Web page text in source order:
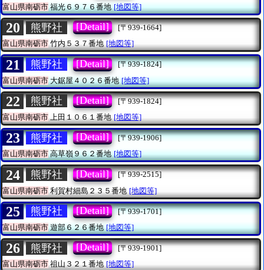
富山県南砺市福光６９７６番地 [地図等]
20 熊野社 [Detail]
[〒939-1664]
富山県南砺市竹内５３７番地 [地図等]
21 熊野社 [Detail]
[〒939-1824]
富山県南砺市大鋸屋４０２６番地 [地図等]
22 熊野社 [Detail]
[〒939-1824]
富山県南砺市 上田１０６１番地 [地図等]
23 熊野社 [Detail]
[〒939-1906]
富山県南砺市高草嶺９６２番地 [地図等]
24 熊野社 [Detail]
[〒939-2515]
富山県南砺市 利賀村細島２３５番地 [地図等]
25 熊野社 [Detail]
[〒939-1701]
富山県南砺市遊部６２６番地 [地図等]
26 熊野社 [Detail]
[〒939-1901]
富山県南砺市祖山３２１番地 [地図等]